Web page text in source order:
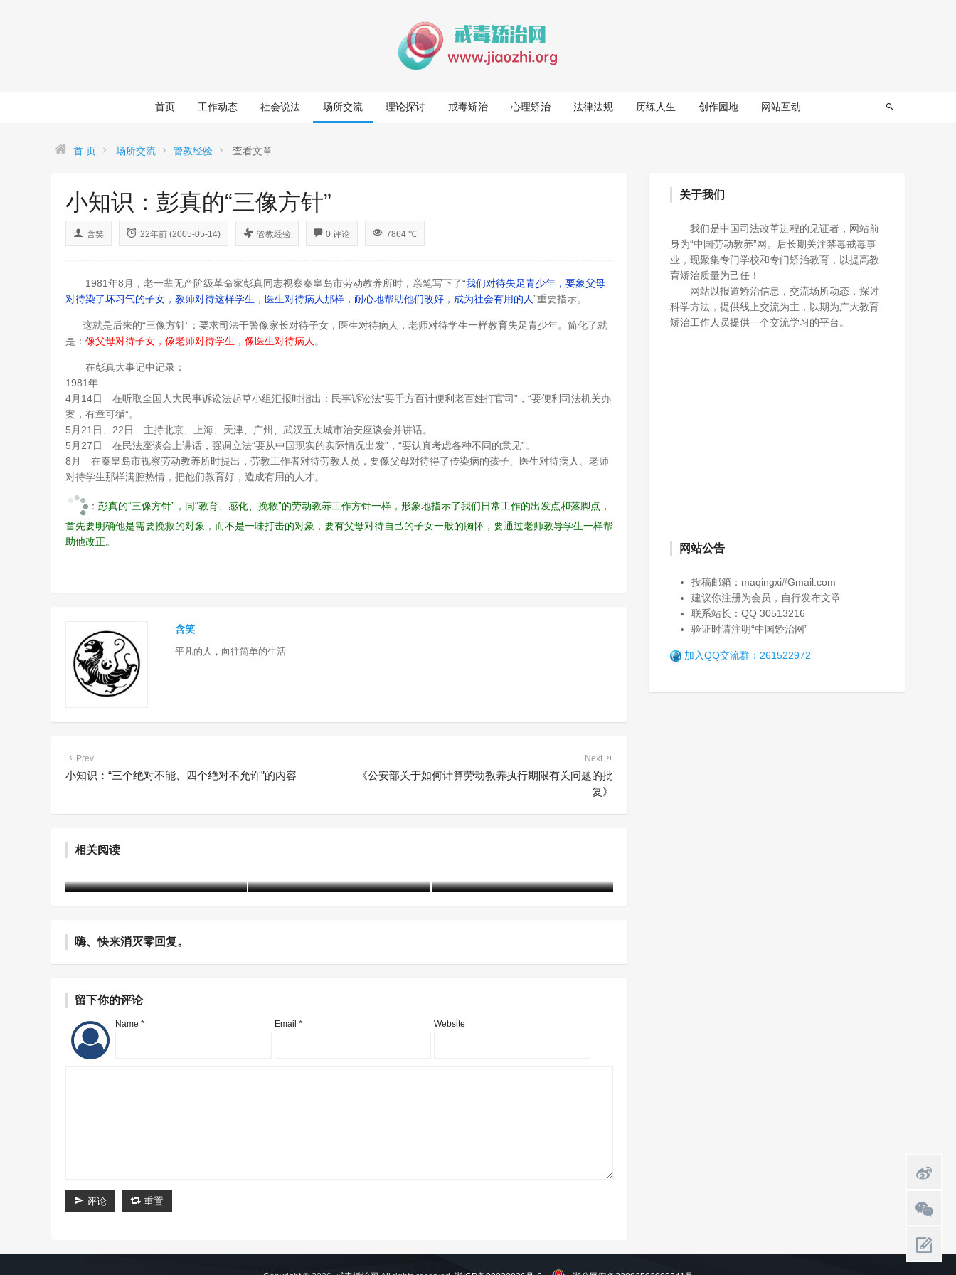
首页 工作动态 社会说法 场所交流 理论探讨 戒毒矫治 心理矫治 法律法规 历练人生 创作园地 网站互动
首 页 场所交流 管教经验 查看文章
小知识：彭真的“三像方针”
含笑 22年前 (2005-05-14) 管教经验 0 评论 7864 ℃
1981年8月，老一辈无产阶级革命家彭真同志视察秦皇岛市劳动教养所时，亲笔写下了“我们对待失足青少年，要象父母
对待染了坏习气的子女，教师对待这样学生，医生对待病人那样，耐心地帮助他们改好，成为社会有用的人”重要指示。
这就是后来的“三像方针”：要求司法干警像家长对待子女，医生对待病人，老师对待学生一样教育失足青少年。简化了就
是： 像父母对待子女，像老师对待学生，像医生对待病人 。
在彭真大事记中记录：
1981年
4月14日 在听取全国人大民事诉讼法起草小组汇报时指出：民事诉讼法“要千方百计便利老百姓打官司”，“要便利司法机关办
案，有章可循”。
5月21日、22日 主持北京、上海、天津、广州、武汉五大城市治安座谈会并讲话。
5月27日 在民法座谈会上讲话，强调立法“要从中国现实的实际情况出发”，“要认真考虑各种不同的意见”。
8月 在秦皇岛市视察劳动教养所时提出，劳教工作者对待劳教人员，要像父母对待得了传染病的孩子、医生对待病人、老师
对待学生那样满腔热情，把他们教育好，造成有用的人才。
： 彭真的“三像方针”，同“教育、感化、挽救”的劳动教养工作方针一样，形象地指示了我们日常工作的出发点和落脚点，
首先要明确他是需要挽救的对象，而不是一味打击的对象，要有父母对待自己的子女一般的胸怀，要通过老师教导学生一样帮
助他改正。
含笑
平凡的人，向往简单的生活
Prev
小知识：“三个绝对不能、四个绝对不允许”的内容
Next
《公安部关于如何计算劳动教养执行期限有关问题的批
复》
相关阅读
传工作侧记
“听、说、观、写、考”——戒
嗨、快来消灭零回复。
留下你的评论
Name * Email * Website
评论 重置
关于我们
我们是中国司法改革进程的见证者，网站前
身为“中国劳动教养”网。后长期关注禁毒戒毒事
业，现聚集专门学校和专门矫治教育，以提高教
育矫治质量为己任！
网站以报道矫治信息，交流场所动态，探讨
科学方法，提供线上交流为主，以期为广大教育
矫治工作人员提供一个交流学习的平台。
网站公告
投稿邮箱：maqingxi#Gmail.com
建议你注册为会员，自行发布文章
联系站长：QQ 30513216
验证时请注明“中国矫治网”
加入QQ交流群：261522972